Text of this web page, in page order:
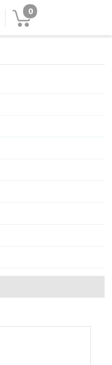
0